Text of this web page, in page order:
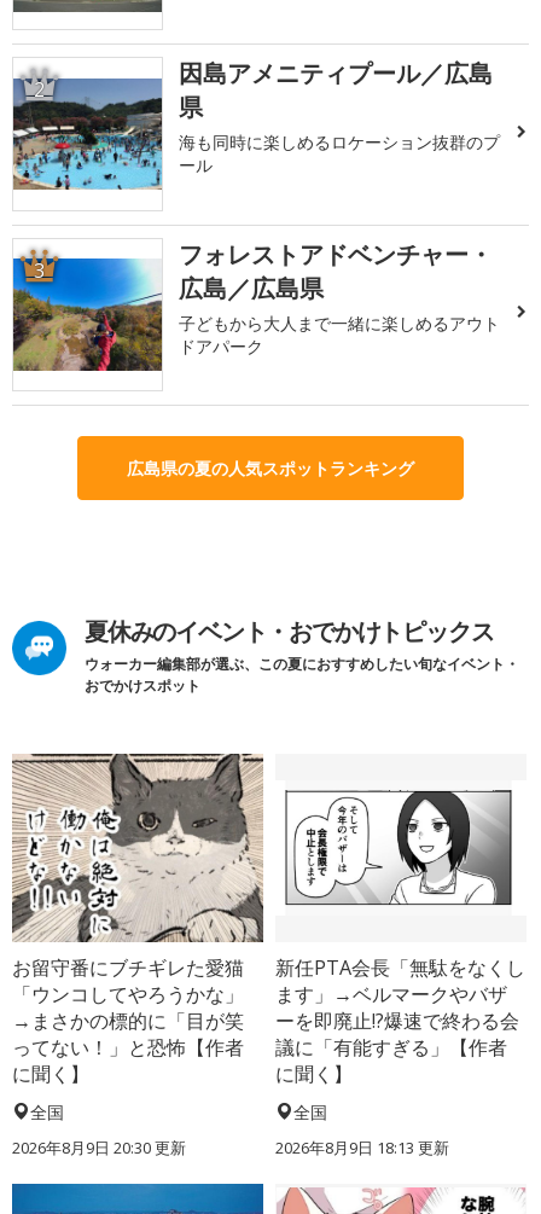
2
因島アメニティプール／広島
県
海も同時に楽しめるロケーション抜群のプ
ール
3
フォレストアドベンチャー・
広島／広島県
子どもから大人まで一緒に楽しめるアウト
ドアパーク
広島県の夏の人気スポットランキング
夏休みのイベント・おでかけトピックス
ウォーカー編集部が選ぶ、この夏におすすめしたい旬なイベント・
おでかけスポット
お留守番にブチギレた愛猫
「ウンコしてやろうかな」
→まさかの標的に「目が笑
ってない！」と恐怖【作者
に聞く】
全国
2026年8月9日 20:30更新
新任PTA会長「無駄をなくし
ます」→ベルマークやバザ
ーを即廃止!?爆速で終わる会
議に「有能すぎる」【作者
に聞く】
全国
2026年8月9日 18:13 更新